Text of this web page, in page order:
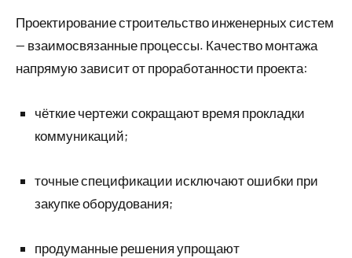
Проектирование строительство инженерных систем
— взаимосвязанные процессы. Качество монтажа
напрямую зависит от проработанности проекта:
чёткие чертежи сокращают время прокладки
коммуникаций;
точные спецификации исключают ошибки при
закупке оборудования;
продуманные решения упрощают